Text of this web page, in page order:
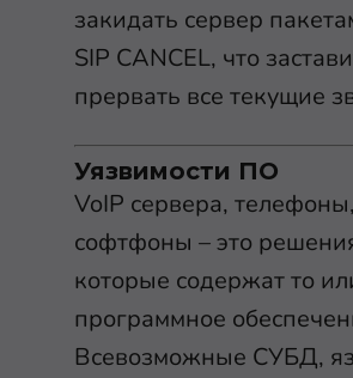
закидать сервер
SIP CANCEL, что
прервать все текущие
Уязвимости ПО
VoIP сервера,
софтфоны – это
которые содержат то
программное
Всевозможные CУБД,